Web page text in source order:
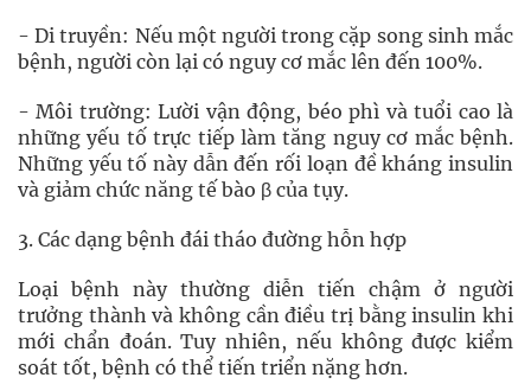
- Di truyền: Nếu một người trong cặp song sinh mắc
bệnh, người còn lại có nguy cơ mắc lên đến 100%.
- Môi trường: Lười vận động, béo phì và tuổi cao là
những yếu tố trực tiếp làm tăng nguy cơ mắc bệnh.
Những yếu tố này dẫn đến rối loạn đề kháng insulin
và giảm chức năng tế bào β của tụy.
3. Các dạng bệnh đái tháo đường hỗn hợp
Loại bệnh này thường diễn tiến chậm ở người
trưởng thành và không cần điều trị bằng insulin khi
mới chẩn đoán. Tuy nhiên, nếu không được kiểm
soát tốt, bệnh có thể tiến triển nặng hơn.